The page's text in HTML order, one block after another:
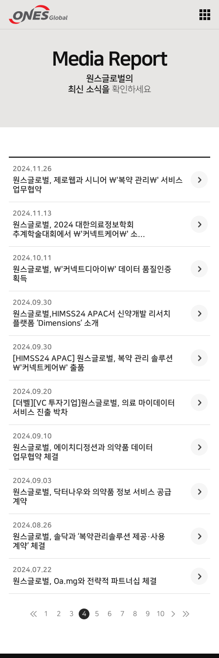
Media Report
원스글로벌의
최신 소식을 확인하세요
.26
2024.11
원스글로벌, 제로웹과 시니어 \'복약 관리\' 서비스
업무협약
.13
2024.11
원스글로벌, 2024 대한의료정보학회
추계학술대회에서 \'커넥트케어\' 소...
.11
2024.10
원스글로벌, \'커넥트디아이\' 데이터 품질인증
획득
.30
2024.09
원스글로벌,HIMSS24 APAC서 신약개발 리서치
플랫폼 ‘Dimensions’ 소개
.30
2024.09
[HIMSS24 APAC]원스글로벌, 복약 관리 솔루션
\'커넥트케어\' 출품
.20
2024.09
[더벨][VC 투자기업]원스글로벌, 의료 마이데이터
서비스 진출 박차
.10
2024.09
원스글로벌, 에이치디정션과 의약품 데이터
업무협약 체결
.03
2024.09
원스글로벌, 닥터나우와 의약품 정보 서비스 공급
계약
.26
2024.08
원스글로벌, 솔닥과 ‘복약관리솔루션 제공·사용
계약’ 체결
.22
2024.07
원스글로벌, Oa.mg와 전략적 파트너십 체결
1 2 3 4 5 6 7 8 9 10